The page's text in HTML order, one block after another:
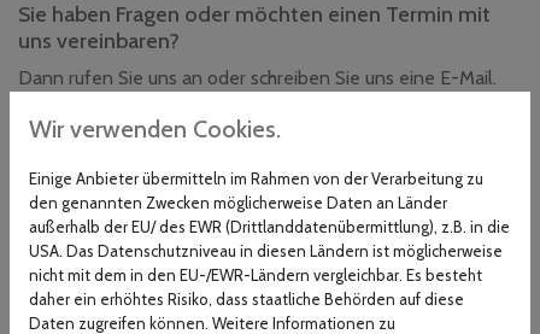
Sie haben Fragen oder möchten einen Termin mit
uns vereinbaren?
Dann rufen Sie uns an oder schreiben Sie uns eine E-Mail.
wir beraten Sie gerne.
Rechtsanwaltskanzlei Nico Podei
Steinstr. 21
39218 Schönebeck
Telefon:
03928 410100
E-Mail:
info@rechtsanwalt-podei-schoenebeck.de
Wir verwenden Cookies.
Einige Anbieter übermitteln im Rahmen von der Verarbeitung zu
den genannten Zwecken möglicherweise Daten an Länder
außerhalb der EU/ des EWR (Drittlanddatenübermittlung), z.B. in die
USA. Das Datenschutzniveau in diesen Ländern ist möglicherweise
nicht mit dem in den EU-/EWR-Ländern vergleichbar. Es besteht
daher ein erhöhtes Risiko, dass staatliche Behörden auf diese
Daten zugreifen können. Weitere Informationen zu